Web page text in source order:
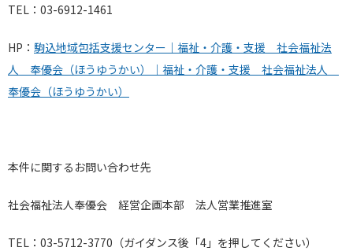
TEL： 03-6912-1461
HP： 駒込地域包括支援センター｜福祉・介護・支援 社会福祉法
人 奉優会（ほうゆうかい）｜福祉・介護・支援 社会福祉法人
奉優会（ほうゆうかい）
本件に関するお問い合わせ先
社会福祉法人奉優会 経営企画本部 法人営業推進室
TEL：03-5712-3770（ガイダンス後「4」を押してください）